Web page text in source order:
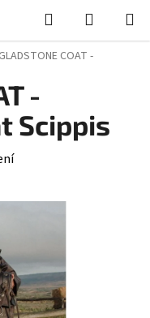
Hledat
KOŠÍK
GLADSTONE COAT -
-
Scippis